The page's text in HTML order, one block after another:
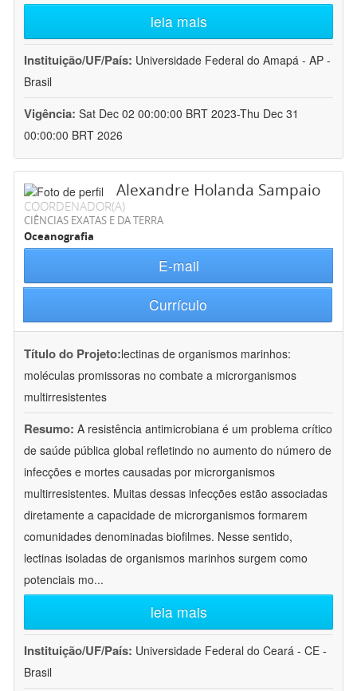
leia mais
Instituição/UF/País: Universidade Federal do Amapá - AP -
Brasil
Vigência: Sat Dec 02 00:00:00 BRT 2023-Thu Dec 31
00:00:00 BRT 2026
Alexandre Holanda Sampaio
COORDENADOR(A)
CIÊNCIAS EXATAS E DA TERRA
Oceanografia
E-mail
Currículo
Título do Projeto:lectinas de organismos marinhos:
moléculas promissoras no combate a microrganismos
multirresistentes
Resumo: A resistência antimicrobiana é um problema crítico
de saúde pública global refletindo no aumento do número de
infecções e mortes causadas por microrganismos
multirresistentes. Muitas dessas infecções estão associadas
diretamente a capacidade de microrganismos formarem
comunidades denominadas biofilmes. Nesse sentido,
lectinas isoladas de organismos marinhos surgem como
potenciais mo...
leia mais
Instituição/UF/País: Universidade Federal do Ceará - CE -
Brasil